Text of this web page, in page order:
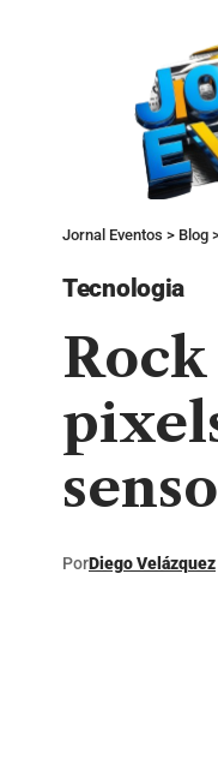
Jornal Eventos > Blog
Tecnologia
Rock
PorDiego Velázquez